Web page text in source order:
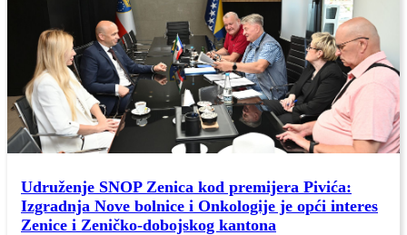
Udruženje SNOP Zenica kod premijera Pivića:
Izgradnja Nove bolnice i Onkologije je opći interes
Zenice i Zeničko-dobojskog kantona